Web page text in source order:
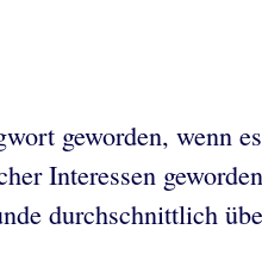
geworden, wenn
Interessen
durchschnittlich